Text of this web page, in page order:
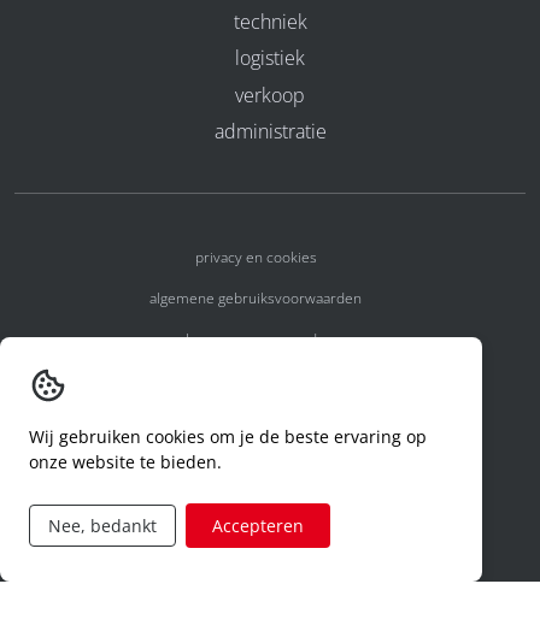
techniek
logistiek
verkoop
administratie
privacy en cookies
algemene gebruiksvoorwaarden
algemene voorwaarden
code of conduct
aanvraag rechten ivm privacy
Wij gebruiken cookies om je de beste ervaring op
onze website te bieden.
Nee, bedankt Accepteren